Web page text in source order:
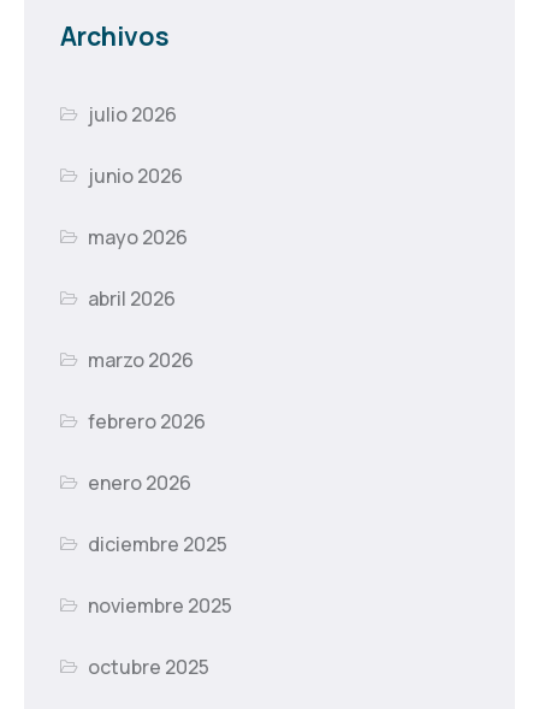
Archivos
julio 2026
junio 2026
mayo 2026
abril 2026
marzo 2026
febrero 2026
enero 2026
diciembre 2025
noviembre 2025
octubre 2025